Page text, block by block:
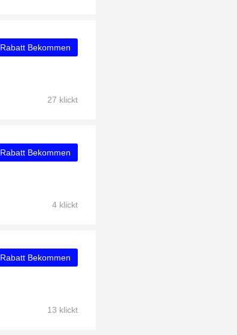
Rabatt Bekommen
27 klickt
Rabatt Bekommen
4 klickt
Rabatt Bekommen
13 klickt